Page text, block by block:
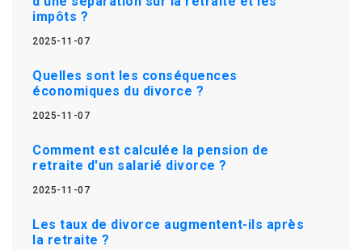
impôts ?
2025-11-07
Quelles sont les conséquences
économiques du divorce ?
2025-11-07
Comment est calculée la pension de
retraite d'un salarié divorce ?
2025-11-07
Les taux de divorce augmentent-ils après
la retraite ?